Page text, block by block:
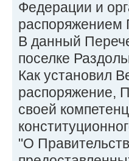
Федерации и
распоряжением
В данный
поселке
Как установил
распоряжение,
своей
"О